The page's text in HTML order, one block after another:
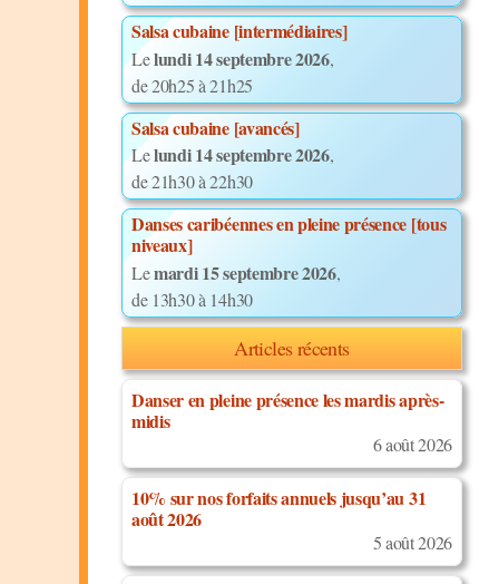
Salsa cubaine [intermédiaires]
Lelundi 14 septembre 2026,
de 20h25 à 21h25
Salsa cubaine [avancés]
Lelundi 14 septembre 2026,
de 21h30 à 22h30
Danses caribéennes en pleine présence [tous
niveaux]
Lemardi 15 septembre 2026,
de 13h30 à 14h30
Articles récents
Danser en pleine présence les mardis après-
midis
6 août 2026
10% sur nos forfaits annuels jusqu’au 31
août 2026
5 août 2026